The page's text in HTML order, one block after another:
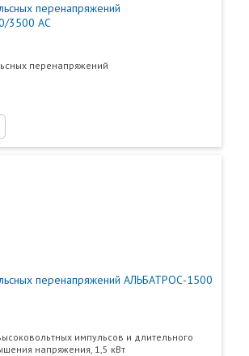
перенапряжений
3500 AC
перенапряжений
перенапряжений АЛЬБАТРОС-1500
импульсов и длительного
напряжения, 1,5 кВт